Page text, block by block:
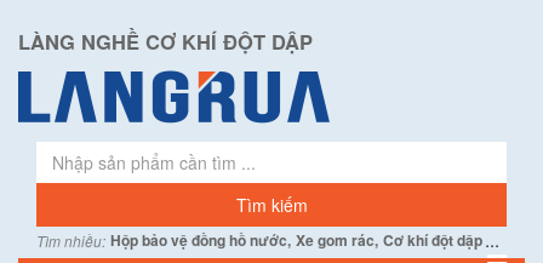
LÀNG NGHỀ CƠ KHÍ ĐỘT DẬP
Tìm nhiều: Hộp bảo vệ đồng hồ nước, Xe gom rác, Cơ khí đột dập...